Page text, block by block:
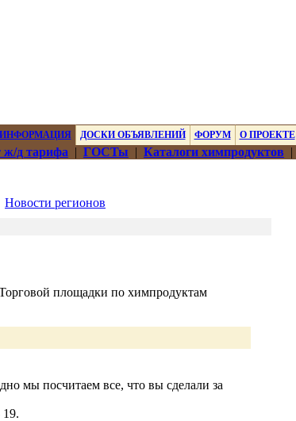
ИНФОРМАЦИЯ ДОСКИ ОБЪЯВЛЕНИЙ ФОРУМ О ПРОЕКТЕ
ж/д тарифа | ГОСТы | Каталоги химпродуктов |
Новости регионов
площадки по химпродуктам
мы посчитаем все, что вы сделали за
19.